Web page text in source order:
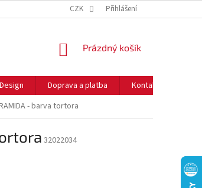
NEJČASTĚJŠÍ OTÁZKY
CZK Přihlášení
NÁKUPNÍ
Prázdný košík
Doprava a platba Kontakty
- barva tortora
32022034